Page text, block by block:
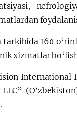
tarkibida 160
xizmatlar
International